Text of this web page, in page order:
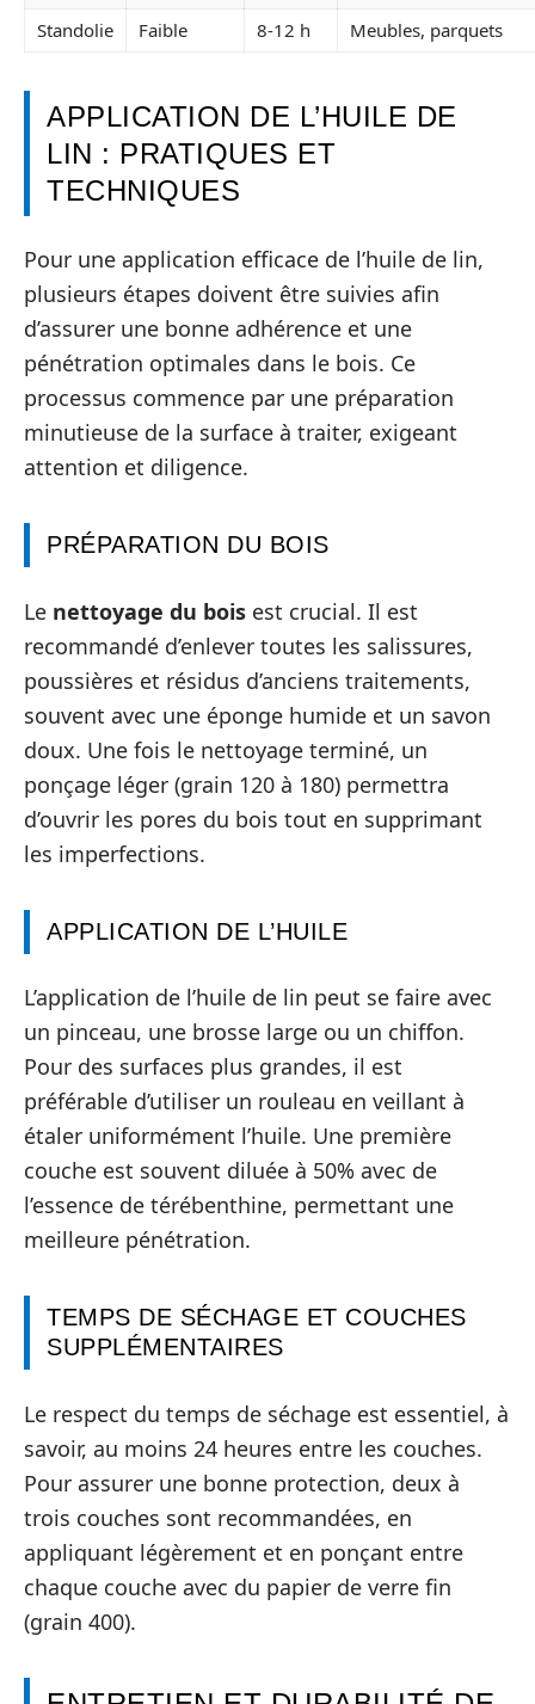
Standolie
Faible 8-12 h Meubles, parquets
APPLICATION DE L’HUILE DE
LIN : PRATIQUES ET
TECHNIQUES
Pour une application efficace de l’huile de lin,
plusieurs étapes doivent être suivies afin
d’assurer une bonne adhérence et une
pénétration optimales dans le bois. Ce
processus commence par une préparation
minutieuse de la surface à traiter, exigeant
attention et diligence.
PRÉPARATION DU BOIS
Le nettoyage du bois est crucial. Il est
recommandé d’enlever toutes les salissures,
poussières et résidus d’anciens traitements,
souvent avec une éponge humide et un savon
doux. Une fois le nettoyage terminé, un
ponçage léger (grain 120 à 180) permettra
d’ouvrir les pores du bois tout en supprimant
les imperfections.
APPLICATION DE L’HUILE
L’application de l’huile de lin peut se faire avec
un pinceau, une brosse large ou un chiffon.
Pour des surfaces plus grandes, il est
préférable d’utiliser un rouleau en veillant à
étaler uniformément l’huile. Une première
couche est souvent diluée à 50% avec de
l’essence de térébenthine, permettant une
meilleure pénétration.
TEMPS DE SÉCHAGE ET COUCHES
SUPPLÉMENTAIRES
Le respect du temps de séchage est essentiel, à
savoir, au moins 24 heures entre les couches.
Pour assurer une bonne protection, deux à
trois couches sont recommandées, en
appliquant légèrement et en ponçant entre
chaque couche avec du papier de verre fin
(grain 400).